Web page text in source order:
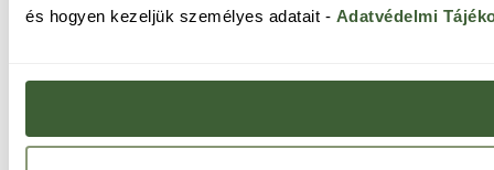
és hogyen kezeljük személyes adatait - Adatvédelmi